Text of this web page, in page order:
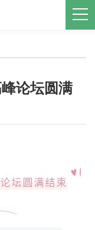
论坛圆满